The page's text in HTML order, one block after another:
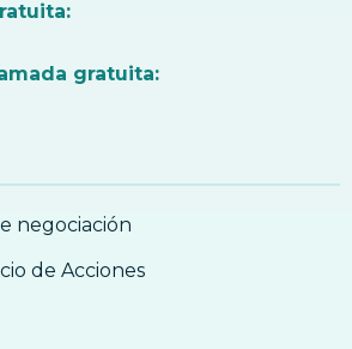
gratuita:
negociación
de Acciones